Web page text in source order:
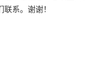
系。谢谢！